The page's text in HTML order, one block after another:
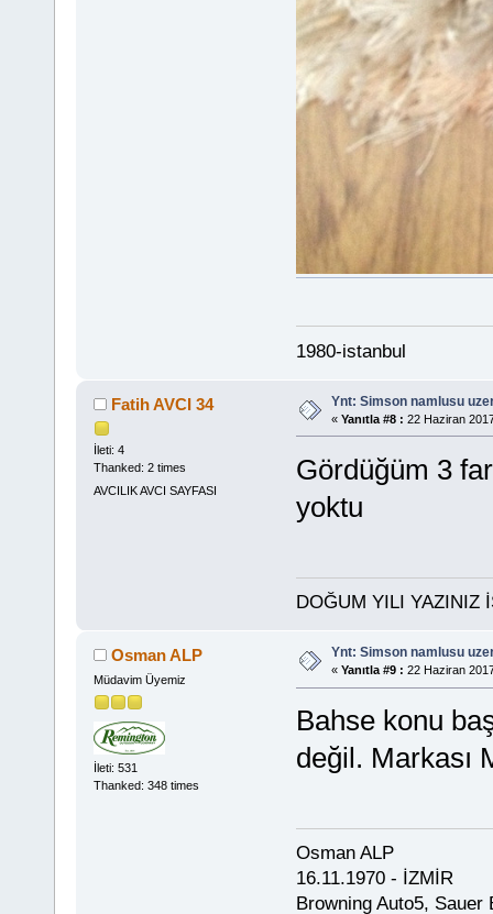
1980-istanbul
Fatih AVCI 34
İleti: 4
Thanked: 2 times
AVCILIK AVCI SAYFASI
Ynt: Simson namlusu
« Yanıtla #8 : 22 Haziran
Gördüğüm 3
yoktu
DOĞUM YILI YAZINIZ
Osman ALP
Müdavim Üyemiz
İleti: 531
Thanked: 348 times
Ynt: Simson namlusu
« Yanıtla #9 : 22 Haziran
Bahse konu
değil. Markası
Osman ALP
16.11.1970 - İZMİR
Browning Auto5,